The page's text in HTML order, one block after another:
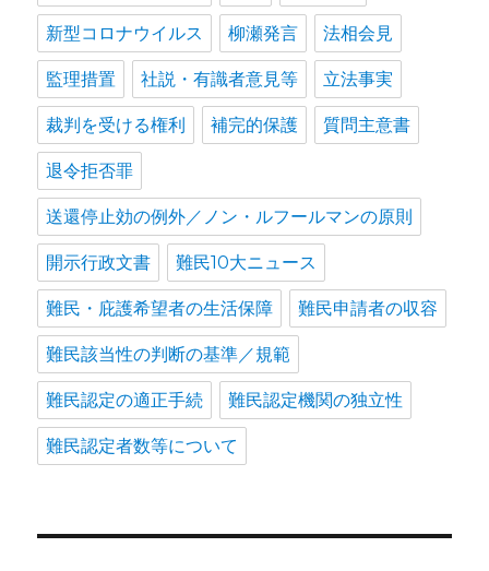
新型コロナウイルス 柳瀬発言 法相会見
監理措置 社説・有識者意見等 立法事実
裁判を受ける権利 補完的保護 質問主意書
退令拒否罪
送還停止効の例外／ノン・ルフールマンの原則
開示行政文書 難民10大ニュース
難民・庇護希望者の生活保障 難民申請者の収容
難民該当性の判断の基準／規範
難民認定の適正手続 難民認定機関の独立性
難民認定者数等について